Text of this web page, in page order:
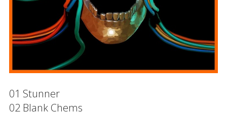
01 Stunner
02 Blank Chems